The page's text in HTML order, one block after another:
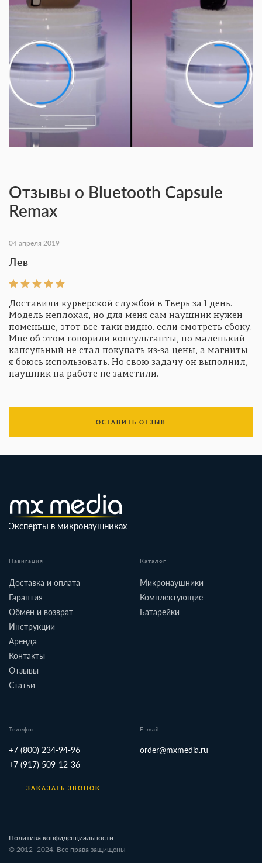
Отзывы о Bluetooth Capsule
Remax
04 апреля 2019
Лев
Доставили курьерской службой в Тверь за 1 день.
Модель неплохая, но для меня сам наушник нужен
поменьше, этот все-таки видно. если смотреть сбоку.
Мне об этом говорили консультанты, но маленький
капсульный не стал покупать из-за цены, а магниты
я боюсь использовать. Но свою задачу он выполнил,
наушник на работе не заметили.
ОСТАВИТЬ ОТЗЫВ
Эксперты в микронаушниках
Навигация
Доставка и оплата
Гарантия
Обмен и возврат
Инструкции
Аренда
Контакты
Отзывы
Статьи
Каталог
Микронаушники
Комплектующие
Батарейки
Телефон
+7 (800) 234-94-96
+7 (917) 509-12-36
ЗАКАЗАТЬ ЗВОНОК
E-mail
order@mxmedia.ru
Политика конфиденциальности
© 2012−2024. Все права защищены